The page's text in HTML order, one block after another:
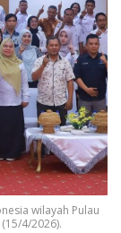
wilayah Pulau
4/2026).